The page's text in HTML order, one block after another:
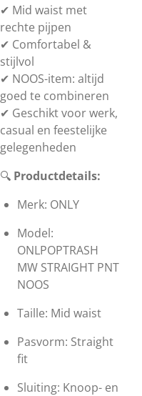
✔ Mid waist met
rechte pijpen
✔ Comfortabel &
stijlvol
✔ NOOS-item: altijd
goed te combineren
✔ Geschikt voor werk,
casual en feestelijke
gelegenheden
🔍 Productdetails:
Merk: ONLY
Model:
ONLPOPTRASH
MW STRAIGHT PNT
NOOS
Taille: Mid waist
Pasvorm: Straight
fit
Sluiting: Knoop- en